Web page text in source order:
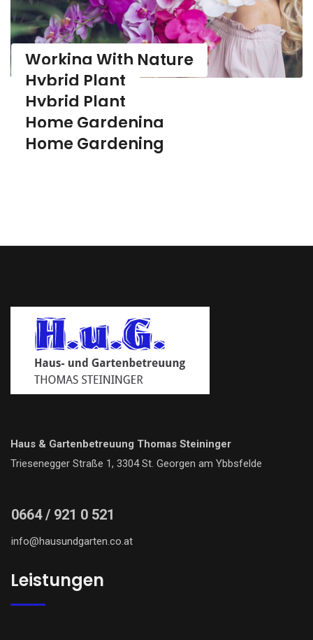
Working With Nature
Hybrid Plant
Hybrid Plant
Home Gardening
Home Gardening
Haus & Gartenbetreuung Thomas Steininger
Triesenegger Straße 1, 3304 St. Georgen am Ybbsfelde
0664 / 921 0 521
info@hausundgarten.co.at
Leistungen